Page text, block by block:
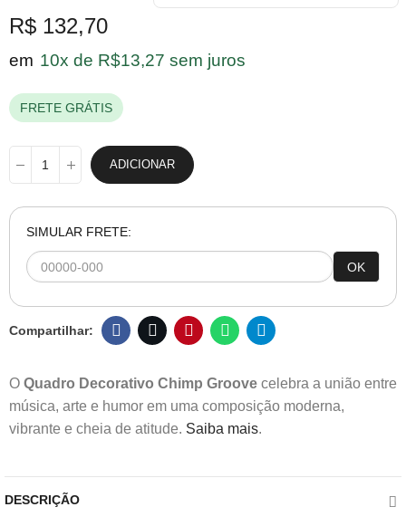
R$ 132,70
em 10x de R$13,27 sem juros
FRETE GRÁTIS
ADICIONAR
SIMULAR FRETE:
OK
O Quadro Decorativo Chimp Groove celebra a união entre
música, arte e humor em uma composição moderna,
vibrante e cheia de atitude. Saiba mais.
DESCRIÇÃO